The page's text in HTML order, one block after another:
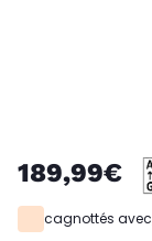
189,99€
cagnottés avec